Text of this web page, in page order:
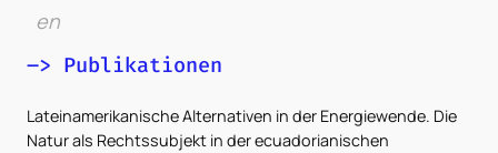
en
–> Publikationen
Lateinamerikanische Alternativen in der Energiewende. Die
Natur als Rechtssubjekt in der ecuadorianischen